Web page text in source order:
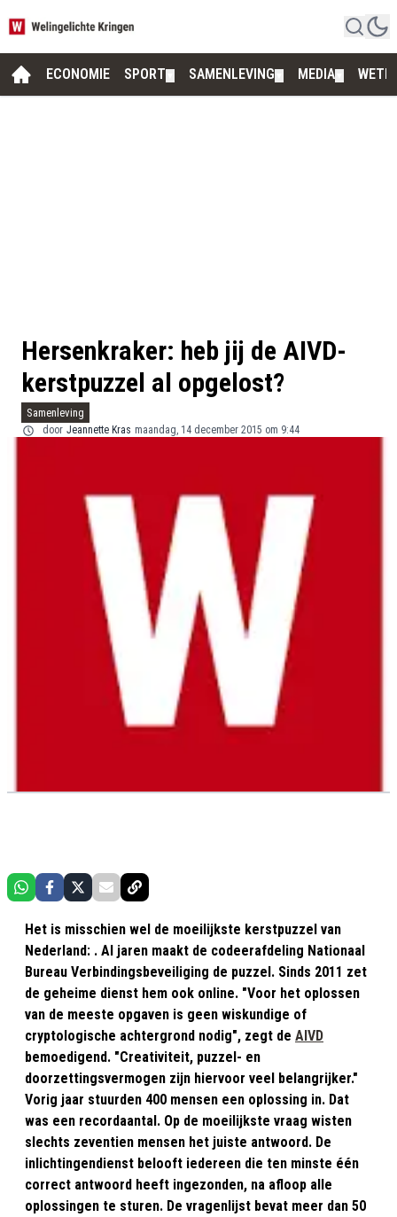
ECONOMIE SPORT SAMENLEVING MEDIA
Hersenkraker: heb jij de AIVD-
kerstpuzzel al opgelost?
Samenleving
door Jeannette Kras maandag, 14 december 2015 om 9:44
Het is misschien wel de moeilijkste kerstpuzzel van
Nederland: . Al jaren maakt de codeerafdeling Nationaal
Bureau Verbindingsbeveiliging de puzzel. Sinds 2011 zet
de geheime dienst hem ook online. "Voor het oplossen
van de meeste opgaven is geen wiskundige of
cryptologische achtergrond nodig", zegt de AIVD
bemoedigend. "Creativiteit, puzzel- en
doorzettingsvermogen zijn hiervoor veel belangrijker."
Vorig jaar stuurden 400 mensen een oplossing in. Dat
was een recordaantal. Op de moeilijkste vraag wisten
slechts zeventien mensen het juiste antwoord. De
inlichtingendienst belooft iedereen die ten minste één
correct antwoord heeft ingezonden, na afloop alle
oplossingen te sturen. De vragenlijst bevat meer dan 50